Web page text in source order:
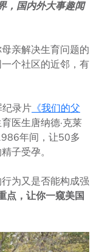
，国内外大事趣闻
亲解决生育问题的
个社区的近邻，有
录片 《我们的父
医生唐纳德·克莱
年间，让50多
子受孕。
为又是否能构成强
点，让你一窥美国